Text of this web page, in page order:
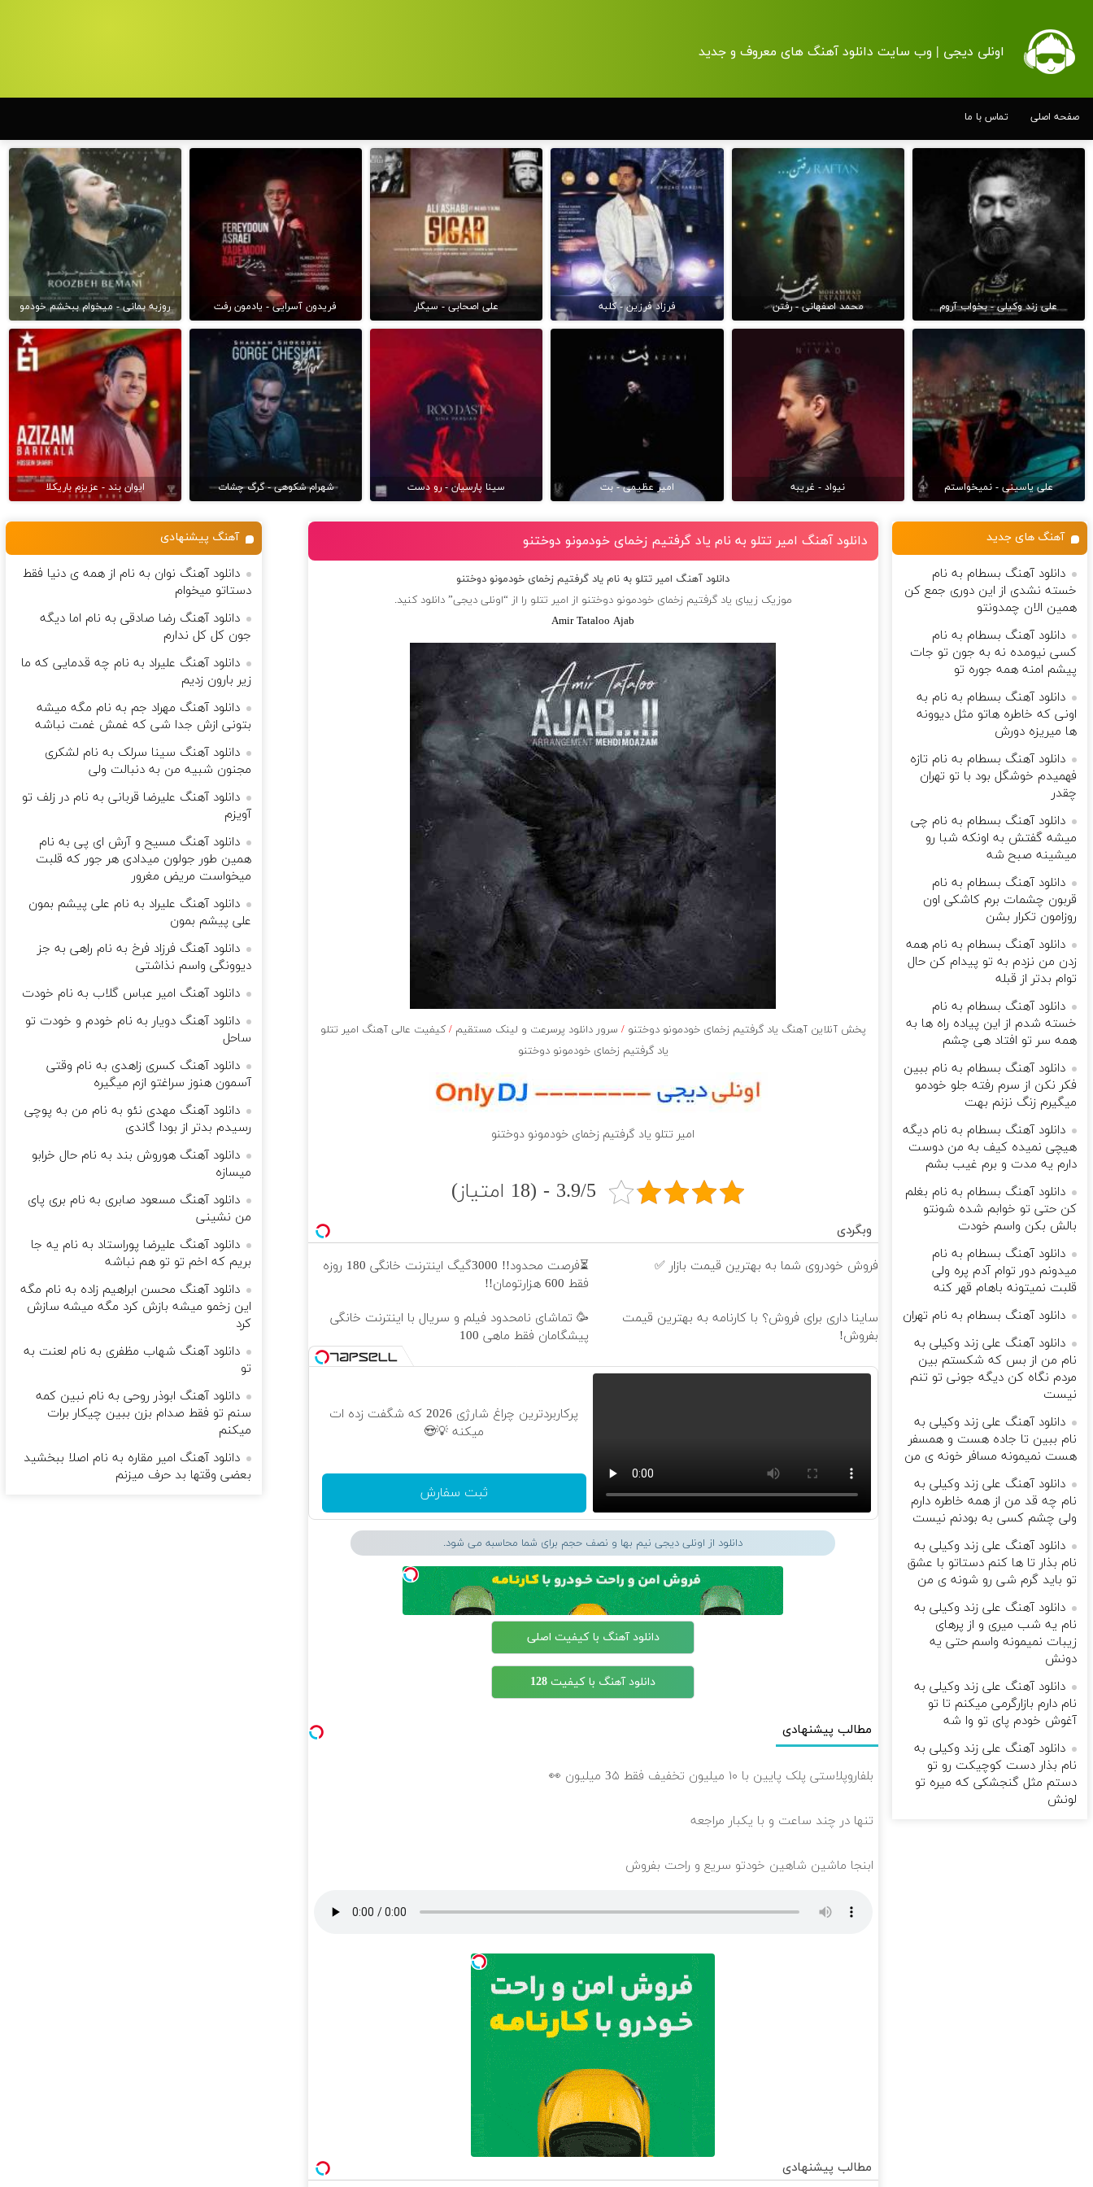
اونلی دیجی | وب سایت دانلود آهنگ های معروف و جدید
صفحه اصلی تماس با ما
علی زند وکیلی - بخواب آروم محمد اصفهانی - رفتن فرزاد فرزین - کلبه علی اصحابی - سیگار فریدون آسرایی - یادمون رفت روزبه بمانی - میخوام ببخشم خودمو
علی یاسینی - نمیخواستم نیواد - غریبه امیر عظیمی - بت سینا پارسیان - رو دست شهرام شکوهی - گرگ چشات ایوان بند - عزیزم باریکلا
دانلود آهنگ امیر تتلو به نام یاد گرفتیم زخمای خودمونو دوختنو
دانلود آهنگ امیر تتلو به نام یاد گرفتیم زخمای خودمونو دوختنو
موزیک زیبای یاد گرفتیم زخمای خودمونو دوختنو از امیر تتلو را از “اونلی دیجی” دانلود کنید.
Amir Tataloo Ajab
پخش آنلاین آهنگ یاد گرفتیم زخمای خودمونو دوختنو/ سرور دانلود پرسرعت و لینک مستقیم/ کیفیت عالی آهنگ امیر تتلو
یاد گرفتیم زخمای خودمونو دوختنو
امیر تتلو یاد گرفتیم زخمای خودمونو دوختنو
3.9/5 - (18 امتیاز)
وبگردی
فروش خودروی شما به بهترین قیمت بازار ✅
⏳فرصت محدود!! 3000گیگ اینترنت خانگی 180 روزه
فقط 600 هزارتومان!!
ساینا داری برای فروش؟ با کارنامه به بهترین قیمت
بفروش!
🥳 تماشای نامحدود فیلم و سریال با اینترنت خانگی
پیشگامان فقط ماهی 100
پرکاربردترین چراغ شارژی 2026 که شگفت زده ات
میکنه 💡😍
ثبت سفارش
دانلود از اونلی دیجی نیم بها و نصف حجم برای شما محاسبه می شود.
دانلود آهنگ با کیفیت اصلی
دانلود آهنگ با کیفیت 128
مطالب پیشنهادی
بلفاروپلاستی پلک پایین با ۱۰ میلیون تخفیف فقط 3۵ میلیون 👀
تنها در چند ساعت و با یکبار مراجعه
ابنجا ماشین شاهین خودتو سریع و راحت بفروش
مطالب پیشنهادی
آهنگ های جدید
دانلود آهنگ بسطام به نام
خسته نشدی از این دوری جمع کن
همین الان چمدونتو
دانلود آهنگ بسطام به نام
کسی نیومده نه به جون تو جات
پیشم امنه همه جوره تو
دانلود آهنگ بسطام به نام به
اونی که خاطره هاتو مثل دیوونه
ها میریزه دورش
دانلود آهنگ بسطام به نام تازه
فهمیدم خوشگل بود با تو تهران
چقدر
دانلود آهنگ بسطام به نام چی
میشه گفتش به اونکه شبا رو
میشینه صبح شه
دانلود آهنگ بسطام به نام
قربون چشمات برم کاشکی اون
روزامون تکرار بشن
دانلود آهنگ بسطام به نام همه
زدن من نزدم به تو پیدام کن حال
توام بدتر از قبله
دانلود آهنگ بسطام به نام
خسته شدم از این پیاده راه ها به
همه سر تو افتاد هی چشم
دانلود آهنگ بسطام به نام ببین
فکر نکن از سرم رفته جلو خودمو
میگیرم زنگ نزنم بهت
دانلود آهنگ بسطام به نام دیگه
هیچی نمیده کیف به من دوست
دارم یه مدت و برم غیب بشم
دانلود آهنگ بسطام به نام بغلم
کن حتی تو خوابم شده شونتو
بالش بکن واسم خودت
دانلود آهنگ بسطام به نام
میدونم دور توام آدم پره ولی
قلبت نمیتونه باهام قهر کنه
دانلود آهنگ بسطام به نام تهران
دانلود آهنگ علی زند وکیلی به
نام من از بس كه شكستم بین
مردم نگاه كن دیگه جونى تو تنم
نیست
دانلود آهنگ علی زند وکیلی به
نام ببین تا جاده هست و همسفر
هست نمیمونه مسافر خونه ی من
دانلود آهنگ علی زند وکیلی به
نام چه قد من از همه خاطره دارم
ولی چشم كسی به بودنم نیست
دانلود آهنگ علی زند وکیلی به
نام بذار تا ها كنم دستاتو با عشق
تو باید گرم شی رو شونه ى من
دانلود آهنگ علی زند وکیلی به
نام یه شب میرى و از پرهای
زيبات نمیمونه واسم حتی یه
دونش
دانلود آهنگ علی زند وکیلی به
نام دارم بازارگرمی میكنم تا تو
آغوش خودم پای تو وا شه
دانلود آهنگ علی زند وکیلی به
نام بذار دست كوچیكت رو تو
دستم مثل گنجشكی كه میره تو
لونش
آهنگ پیشنهادی
دانلود آهنگ نوان به نام از همه ی دنیا فقط
دستاتو میخوام
دانلود آهنگ رضا صادقی به نام اﻣﺎ دﻳﮕﻪ
ﺟﻮن ﻛﻞ ﻛﻞ ﻧﺪارم
دانلود آهنگ علیراد به نام چه قدمایی که ما
زیر بارون زدیم
دانلود آهنگ مهراد جم به نام مگه میشه
بتونی ازش جدا شی که غمش غمت نباشه
دانلود آهنگ سینا سرلک به نام ﻟﺸﻜﺮی
ﻣﺠﻨﻮن ﺷﺒﻴﻪ ﻣﻦ ﺑﻪ دﻧﺒﺎﻟﺖ وﻟﻰ
دانلود آهنگ علیرضا قربانی به نام در زلف تو
آویزم
دانلود آهنگ مسیح و آرش ای پی به نام
همین طور جولون میدادی هر جور که قلبت
میخواست مریض مغرور
دانلود آهنگ علیراد به نام علی پیشم بمون
علی پیشم بمون
دانلود آهنگ فرزاد فرخ به نام راهی به جز
دیوونگی واسم نذاشتی
دانلود آهنگ امیر عباس گلاب به نام خودت
دانلود آهنگ دویار به نام خودم و خودت تو
ساحل
دانلود آهنگ کسری زاهدی به نام وقتی
آسمون هنوز سراغتو ازم میگیره
دانلود آهنگ مهدی نئو به نام من به پوچی
رسیدم بدتر از بودا گاندی
دانلود آهنگ هوروش بند به نام حال خرابو
میسازه
دانلود آهنگ مسعود صابری به نام بری پای
من نشینی
دانلود آهنگ علیرضا پوراستاد به نام یه جا
بریم که اخم تو تو هم نباشه
دانلود آهنگ محسن ابراهیم زاده به نام مگه
این زخمو میشه بازش کرد مگه میشه سازش
کرد
دانلود آهنگ شهاب مظفری به نام لعنت به
تو
دانلود آهنگ ابوذر روحی به نام نبین کمه
سنم تو فقط صدام بزن ببین چیکار برات
میکنم
دانلود آهنگ امیر مقاره به نام اصلا ببخشید
بعضی وقتها بد حرف میزنم